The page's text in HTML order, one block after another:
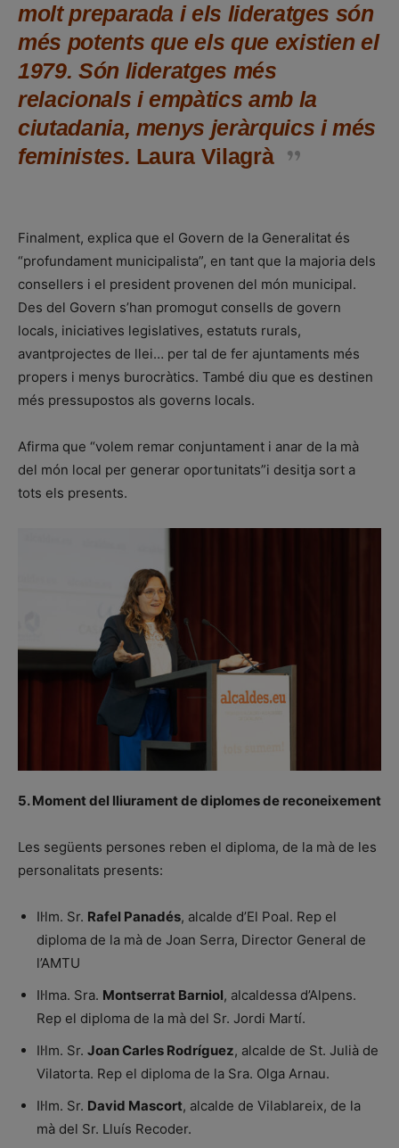
molt preparada i els lideratges són
més potents que els que existien el
1979. Són lideratges més
relacionals i empàtics amb la
ciutadania, menys jeràrquics i més
feministes. Laura Vilagrà
Finalment, explica que el Govern de la Generalitat és
“profundament municipalista”, en tant que la majoria dels
consellers i el president provenen del món municipal.
Des del Govern s’han promogut consells de govern
locals, iniciatives legislatives, estatuts rurals,
avantprojectes de llei… per tal de fer ajuntaments més
propers i menys burocràtics. També diu que es destinen
més pressupostos als governs locals.
Afirma que “volem remar conjuntament i anar de la mà
del món local per generar oportunitats”i desitja sort a
tots els presents.
5. Moment del lliurament de diplomes de reconeixement
Les següents persones reben el diploma, de la mà de les
personalitats presents:
Il·lm. Sr. Rafel Panadés, alcalde d’El Poal. Rep el
diploma de la mà de Joan Serra, Director General de
l’AMTU
Il·lma. Sra. Montserrat Barniol, alcaldessa d’Alpens.
Rep el diploma de la mà del Sr. Jordi Martí.
Il·lm. Sr. Joan Carles Rodríguez, alcalde de St. Julià de
Vilatorta. Rep el diploma de la Sra. Olga Arnau.
Il·lm. Sr. David Mascort, alcalde de Vilablareix, de la
mà del Sr. Lluís Recoder.